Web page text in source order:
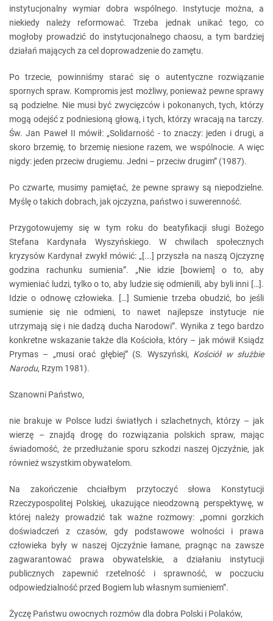
instytucjonalny wymiar dobra wspólnego. Instytucje można, a
niekiedy należy reformować. Trzeba jednak unikać tego, co
mogłoby prowadzić do instytucjonalnego chaosu, a tym bardziej
działań mających za cel doprowadzenie do zamętu.
Po trzecie, powinniśmy starać się o autentyczne rozwiązanie
spornych spraw. Kompromis jest możliwy, ponieważ pewne sprawy
są podzielne. Nie musi być zwycięzców i pokonanych, tych, którzy
mogą odejść z podniesioną głową, i tych, którzy wracają na tarczy.
Św. Jan Paweł II mówił: „Solidarność - to znaczy: jeden i drugi, a
skoro brzemię, to brzemię niesione razem, we wspólnocie. A więc
nigdy: jeden przeciw drugiemu. Jedni – przeciw drugim” (1987).
Po czwarte, musimy pamiętać, że pewne sprawy są niepodzielne.
Myślę o takich dobrach, jak ojczyzna, państwo i suwerenność.
Przygotowujemy się w tym roku do beatyfikacji sługi Bożego
Stefana Kardynała Wyszyńskiego. W chwilach społecznych
kryzysów Kardynał zwykł mówić: „[...] przyszła na naszą Ojczyznę
godzina rachunku sumienia”. „Nie idzie [bowiem] o to, aby
wymieniać ludzi, tylko o to, aby ludzie się odmienili, aby byli inni […].
Idzie o odnowę człowieka. […] Sumienie trzeba obudzić, bo jeśli
sumienie się nie odmieni, to nawet najlepsze instytucje nie
utrzymają się i nie dadzą ducha Narodowi”. Wynika z tego bardzo
konkretne wskazanie także dla Kościoła, który – jak mówił Ksiądz
Prymas – „musi orać głębiej” (S. Wyszyński, Kościół w służbie
Narodu, Rzym 1981).
Szanowni Państwo,
nie brakuje w Polsce ludzi światłych i szlachetnych, którzy – jak
wierzę – znajdą drogę do rozwiązania polskich spraw, mając
świadomość, że przedłużanie sporu szkodzi naszej Ojczyźnie, jak
również wszystkim obywatelom.
Na zakończenie chciałbym przytoczyć słowa Konstytucji
Rzeczypospolitej Polskiej, ukazujące nieodzowną perspektywę, w
której należy prowadzić tak ważne rozmowy: „pomni gorzkich
doświadczeń z czasów, gdy podstawowe wolności i prawa
człowieka były w naszej Ojczyźnie łamane, pragnąc na zawsze
zagwarantować prawa obywatelskie, a działaniu instytucji
publicznych zapewnić rzetelność i sprawność, w poczuciu
odpowiedzialność przed Bogiem lub własnym sumieniem”.
Życzę Państwu owocnych rozmów dla dobra Polski i Polaków,